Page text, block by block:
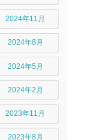
2024年11月
2024年8月
2024年5月
2024年2月
2023年11月
2023年8月